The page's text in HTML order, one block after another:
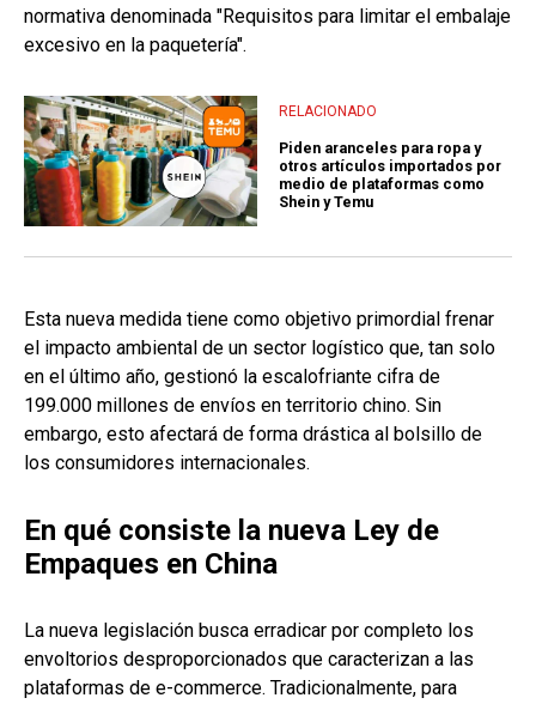
normativa denominada "Requisitos para limitar el embalaje
excesivo en la paquetería".
RELACIONADO
Piden aranceles para ropa y
otros artículos importados por
medio de plataformas como
Shein y Temu
Esta nueva medida tiene como objetivo primordial frenar
el impacto ambiental de un sector logístico que, tan solo
en el último año, gestionó la escalofriante cifra de
199.000 millones de envíos en territorio chino. Sin
embargo, esto afectará de forma drástica al bolsillo de
los consumidores internacionales.
En qué consiste la nueva Ley de
Empaques en China
La nueva legislación busca erradicar por completo los
envoltorios desproporcionados que caracterizan a las
plataformas de e-commerce. Tradicionalmente, para